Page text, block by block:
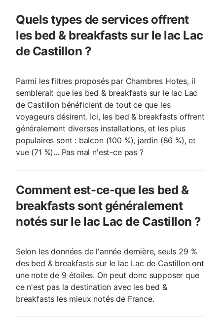
Quels types de services offrent
les bed & breakfasts sur le lac Lac
de Castillon ?
Parmi les filtres proposés par Chambres Hotes, il
semblerait que les bed & breakfasts sur le lac Lac
de Castillon bénéficient de tout ce que les
voyageurs désirent. Ici, les bed & breakfasts offrent
généralement diverses installations, et les plus
populaires sont : balcon (100 %), jardin (86 %), et
vue (71 %)... Pas mal n'est-ce pas ?
Comment est-ce-que les bed &
breakfasts sont généralement
notés sur le lac Lac de Castillon ?
Selon les données de l'année dernière, seuls 29 %
des bed & breakfasts sur le lac Lac de Castillon ont
une note de 9 étoiles. On peut donc supposer que
ce n'est pas la destination avec les bed &
breakfasts les mieux notés de France.